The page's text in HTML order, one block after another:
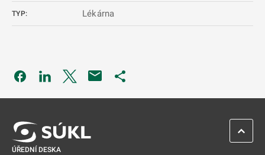
TYP: Lékárna
Odkaz se otevře na nové kartě
Odkaz se otevře na nové kartě
Odkaz se otevře na nové kartě
ÚŘEDNÍ DESKA
ZPĚT